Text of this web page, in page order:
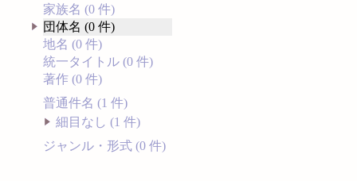
家族名 (0 件)
団体名 (0 件)
地名 (0 件)
統一タイトル (0 件)
著作 (0 件)
普通件名 (1 件)
細目なし (1 件)
ジャンル・形式 (0 件)